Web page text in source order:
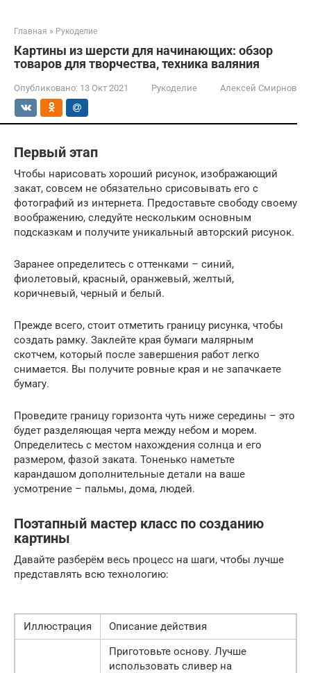
Главная » Рукоделие
Картины из шерсти для начинающих: обзор
товаров для творчества, техника валяния
Опубликовано: 13 Окт 2021 Рукоделие Алексей Смирнов
Первый этап
Чтобы нарисовать хороший рисунок, изображающий
закат, совсем не обязательно срисовывать его с
фотографий из интернета. Предоставьте свободу своему
воображению, следуйте нескольким основным
подсказкам и получите уникальный авторский рисунок.
Заранее определитесь с оттенками – синий,
фиолетовый, красный, оранжевый, желтый,
коричневый, черный и белый.
Прежде всего, стоит отметить границу рисунка, чтобы
создать рамку. Заклейте края бумаги малярным
скотчем, который после завершения работ легко
снимается. Вы получите ровные края и не запачкаете
бумагу.
Проведите границу горизонта чуть ниже середины – это
будет разделяющая черта между небом и морем.
Определитесь с местом нахождения солнца и его
размером, фазой заката. Тоненько наметьте
карандашом дополнительные детали на ваше
усмотрение – пальмы, дома, людей.
Поэтапный мастер класс по созданию
картины
Давайте разберём весь процесс на шаги, чтобы лучше
представлять всю технологию:
Иллюстрация
Описание действия
Приготовьте основу. Лучше
использовать сливер на